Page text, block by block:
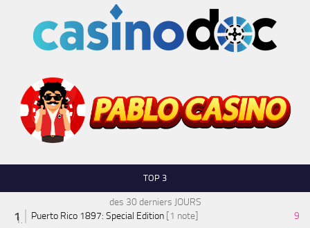
TOP 3
des 30 derniers JOURS
Puerto Rico 1897: Special Edition [1 note]
9